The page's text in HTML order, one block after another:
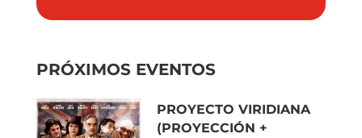
PRÓXIMOS EVENTOS
PROYECTO VIRIDIANA
(PROYECCIÓN +